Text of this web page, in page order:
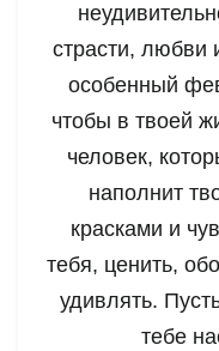
страсти, любви
особенный
чтобы в твоей
человек,
наполнит
красками и
тебя, ценить,
удивлять.
тебе